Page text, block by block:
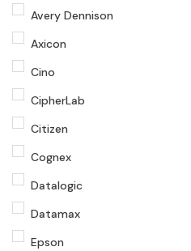
Avery Dennison
Axicon
Cino
CipherLab
Citizen
Cognex
Datalogic
Datamax
Epson